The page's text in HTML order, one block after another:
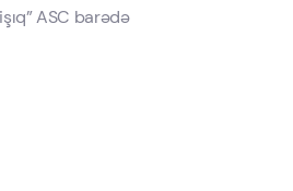
ASC barədə